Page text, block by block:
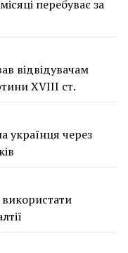
перебуває за
відвідувачам
XVIII ст.
українця через